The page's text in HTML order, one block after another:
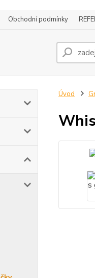
Obchodní podmínky
Úvod